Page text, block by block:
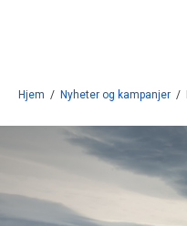
Hjem / Nyheter og kampanjer /